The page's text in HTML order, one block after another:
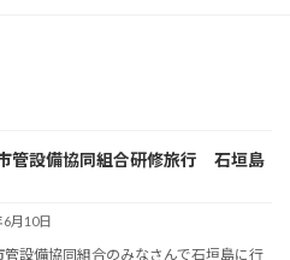
管設備協同組合研修旅行 石垣島
6月10日
管設備協同組合のみなさんで石垣島に行